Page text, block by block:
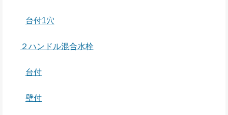
台付1穴
２ハンドル混合水栓
台付
壁付